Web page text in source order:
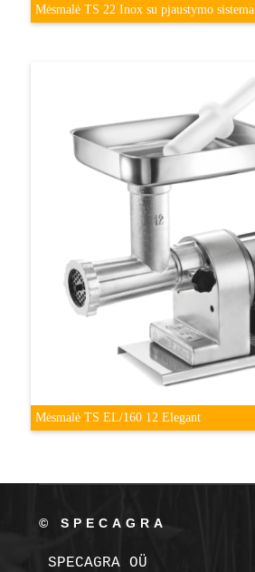
Mėsmalė TS 22 Inox su pjaustymo sistema
Mėsmalė TS EL/160 12 Elegant
© SPECAGRA
SPECAGRA OÜ